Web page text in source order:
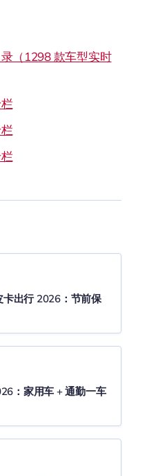
（1298 款车型实时
出行 2026：节前保
：家用车 + 通勤一车